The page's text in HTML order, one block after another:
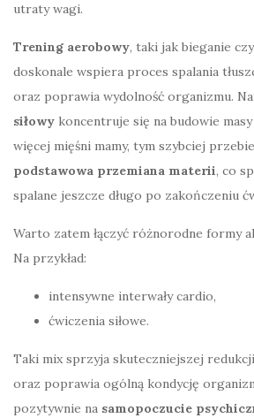
utraty wagi.
Trening aerobowy, taki jak bieganie
doskonale wspiera proces spalania
oraz poprawia wydolność organizmu.
siłowy koncentruje się na budowie
więcej mięśni mamy, tym szybciej
podstawowa przemiana materii, co
spalane jeszcze długo po zakończeniu
Warto zatem łączyć różnorodne formy
Na przykład:
intensywne interwały cardio,
ćwiczenia siłowe.
Taki mix sprzyja skuteczniejszej
oraz poprawia ogólną kondycję
pozytywnie na samopoczucie